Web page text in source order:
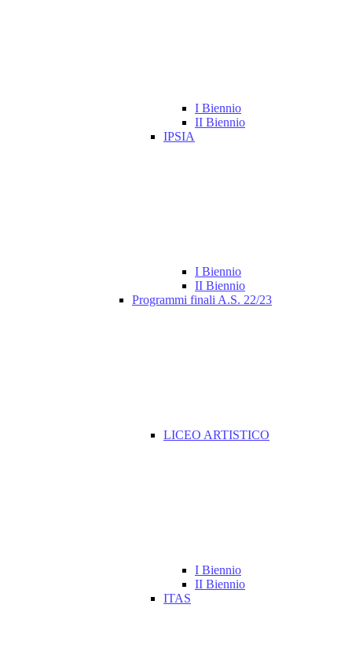
I Biennio
II Biennio
IPSIA
I Biennio
II Biennio
Programmi finali A.S. 22/23
LICEO ARTISTICO
I Biennio
II Biennio
ITAS